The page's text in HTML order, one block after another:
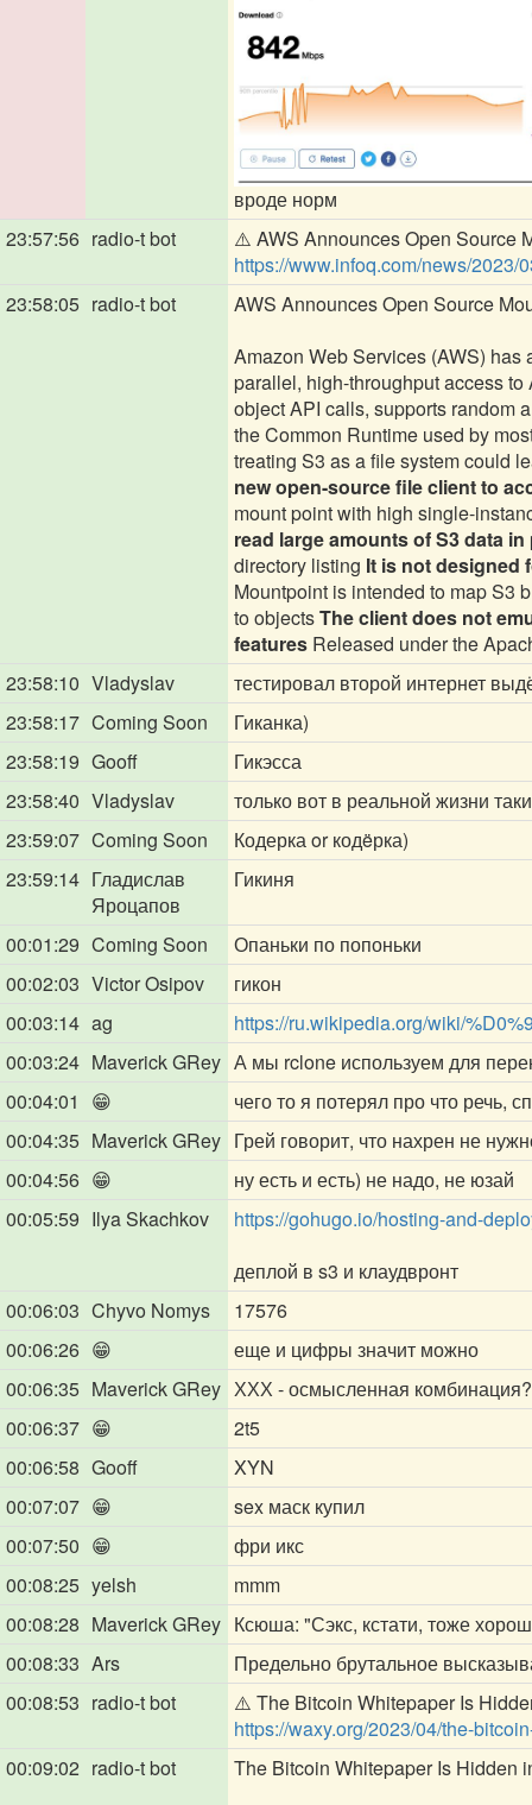
вроде норм
23:57:56 radio-t bot
⚠️ AWS Announces Open Source
https://www.infoq.com/news/2023/
23:58:05 radio-t bot
AWS Announces Open Source
Amazon Web Services (AWS)
parallel, high-throughput access
object API calls, supports random
the Common Runtime used by
treating S3 as a file system could
new open-source file client to
mount point with high single-
read large amounts of S3 data
directory listing It is not designed
Mountpoint is intended to map S3
to objectsThe client does not
features Released under the
23:58:10 Vladyslav
тестировал второй интернет
23:58:17 Coming Soon
Гиканка)
23:58:19 Gooff
Гикэсса
23:58:40 Vladyslav
только вот в реальной жизни
23:59:07 Coming Soon
Кодерка or кодëрка)
23:59:14 Гладислав
Яроцапов
Гикиня
00:01:29 Coming Soon
Опаньки по попоньки
00:02:03 Victor Osipov
гикон
00:03:14 ag
https://ru.wikipedia.org/wiki/
00:03:24 Maverick GRey А мы rclone используем для
00:04:01
😁
чего то я потерял про что речь,
00:04:35 Maverick GRey Грей говорит, что нахрен не
00:04:56 😁
ну есть и есть) не надо, не юзай
00:05:59 Ilya Skachkov
https://gohugo.io/hosting-and-
деплой в s3 и клаудвронт
00:06:03 Chyvo Nomys
17576
00:06:26 😁
еще и цифры значит можно
00:06:35 Maverick GRey ХХХ - осмысленная комбинация?
00:06:37 😁
2t5
00:06:58 Gooff
XYN
00:07:07 😁
sex маск купил
00:07:50 😁
фри икс
00:08:25 yelsh
mmm
00:08:28 Maverick GRey Ксюша: "Сэкс, кстати, тоже
00:08:33 Ars
Предельно брутальное
00:08:53 radio-t bot
⚠️ The Bitcoin Whitepaper Is
https://waxy.org/2023/04/the-
00:09:02 radio-t bot
The Bitcoin Whitepaper Is Hidden